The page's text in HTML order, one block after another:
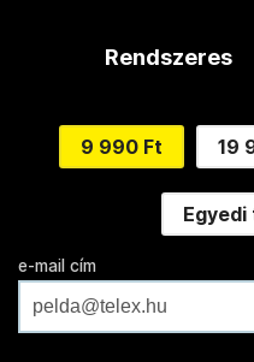
Rendszeres
9 990 Ft 19
e-mail cím